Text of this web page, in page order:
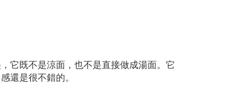
它既不是涼面，也不是直接做成湯面。它
還是很不錯的。